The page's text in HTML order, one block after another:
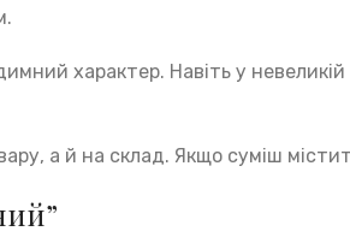
характер. Навіть у
а й на склад. Якщо суміш